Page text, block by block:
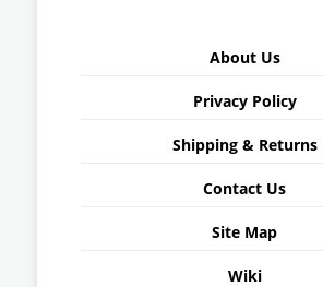
About Us
Privacy Policy
Shipping & Returns
Contact Us
Site Map
Wiki